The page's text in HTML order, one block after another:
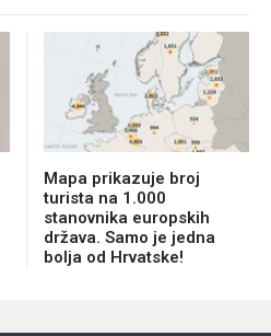
Mapa prikazuje broj
turista na 1.000
stanovnika europskih
država. Samo je jedna
bolja od Hrvatske!